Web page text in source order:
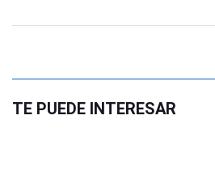
TE PUEDE INTERESAR